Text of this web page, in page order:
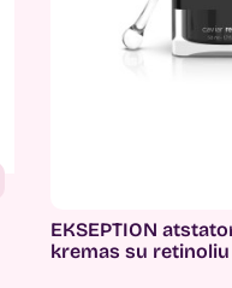
EKSEPTION
kremas su retinoliu